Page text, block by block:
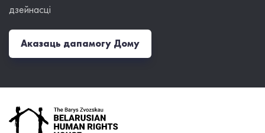
дзейнасці
Аказаць дапамогу Дому